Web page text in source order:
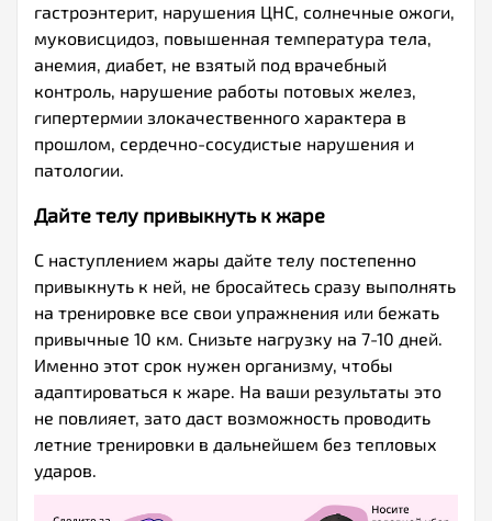
гастроэнтерит, нарушения ЦНС, солнечные ожоги,
муковисцидоз, повышенная температура тела,
анемия, диабет, не взятый под врачебный
контроль, нарушение работы потовых желез,
гипертермии злокачественного характера в
прошлом, сердечно-сосудистые нарушения и
патологии.
Дайте телу привыкнуть к жаре
С наступлением жары дайте телу постепенно
привыкнуть к ней, не бросайтесь сразу выполнять
на тренировке все свои упражнения или бежать
привычные 10 км. Снизьте нагрузку на 7-10 дней.
Именно этот срок нужен организму, чтобы
адаптироваться к жаре. На ваши результаты это
не повлияет, зато даст возможность проводить
летние тренировки в дальнейшем без тепловых
ударов.